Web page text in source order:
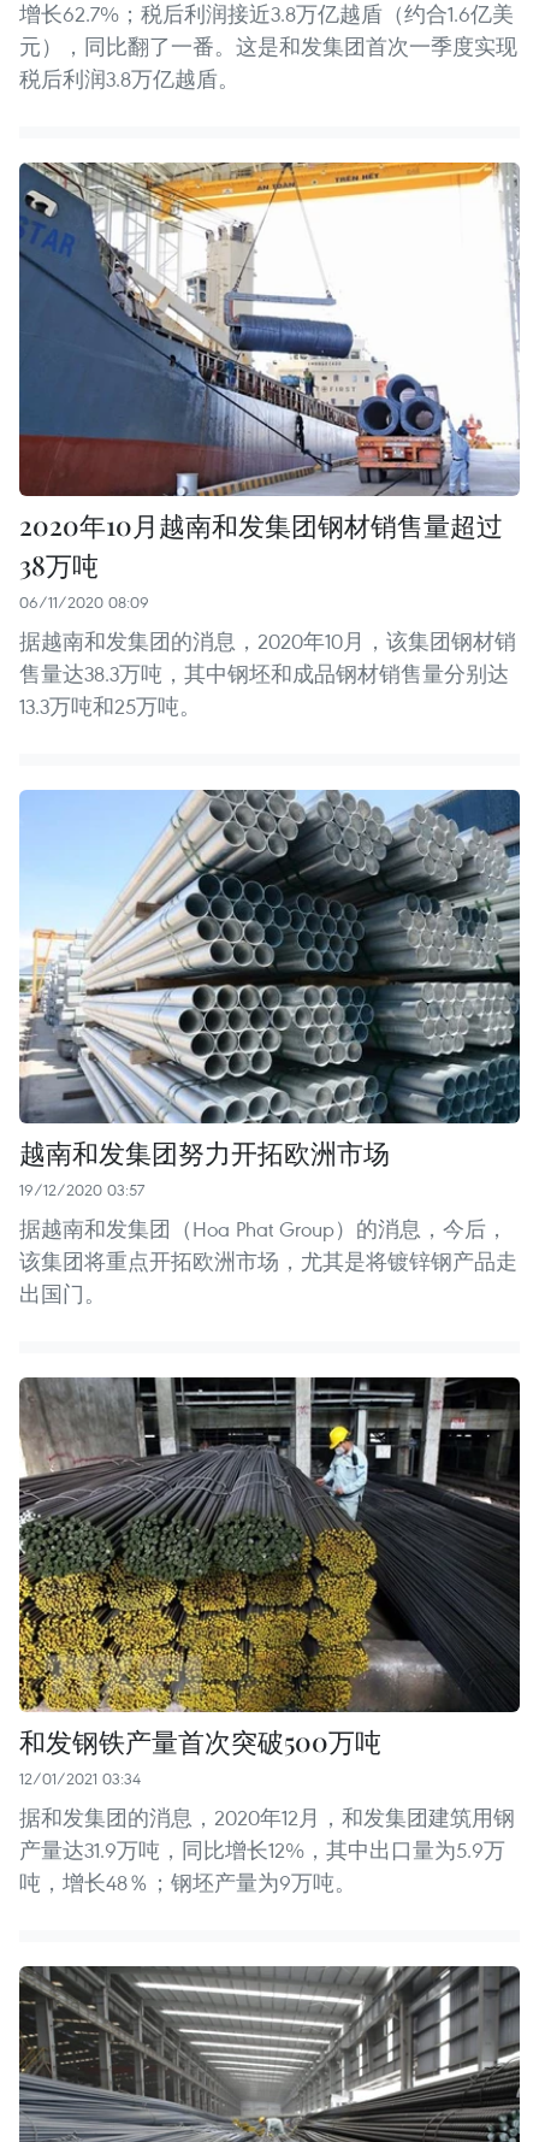
增长62.7%；税后利润接近3.8万亿越盾（约合1.6亿美
元），同比翻了一番。这是和发集团首次一季度实现
税后利润3.8万亿越盾。
2020年10月越南和发集团钢材销售量超过
38万吨
06/11/2020 08:09
据越南和发集团的消息，2020年10月，该集团钢材销
售量达38.3万吨，其中钢坯和成品钢材销售量分别达
13.3万吨和25万吨。
越南和发集团努力开拓欧洲市场
19/12/2020 03:57
据越南和发集团（Hoa Phat Group）的消息，今后，
该集团将重点开拓欧洲市场，尤其是将镀锌钢产品走
出国门。
和发钢铁产量首次突破500万吨
12/01/2021 03:34
据和发集团的消息，2020年12月，和发集团建筑用钢
产量达31.9万吨，同比增长12%，其中出口量为5.9万
吨，增长48％；钢坯产量为9万吨。